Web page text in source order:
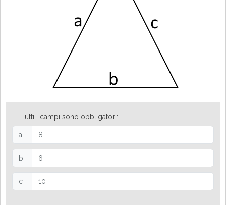
Tutti i campi sono obbligatori:
a
b
c